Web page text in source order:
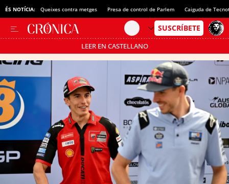
ÉS NOTÍCIA: Queixes contra metges Presa de control de Parlem Caiguda de
LEER EN CASTELLANO
Passa’t al mode estalvi